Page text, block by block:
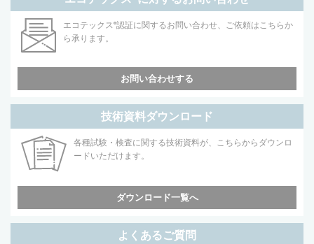
エコテックス®認証に関するお問い合わせ、ご依頼はこちらか
ら承ります。
お問い合わせする
技術資料ダウンロード
各種試験・検査に関する技術資料が、こちらからダウンロ
ードいただけます。
ダウンロード一覧へ
よくあるご質問